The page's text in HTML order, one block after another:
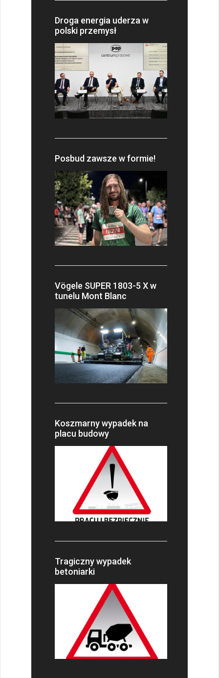
Droga energia uderza w
polski przemysł
Posbud zawsze w formie!
Vögele SUPER 1803-5 X w
tunelu Mont Blanc
Koszmarny wypadek na
placu budowy
Tragiczny wypadek
betoniarki